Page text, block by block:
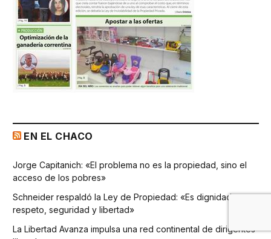
EN EL CHACO
Jorge Capitanich: «El problema no es la propiedad, sino el
acceso de los pobres»
Schneider respaldó la Ley de Propiedad: «Es dignidad,
respeto, seguridad y libertad»
La Libertad Avanza impulsa una red continental de dirigentes